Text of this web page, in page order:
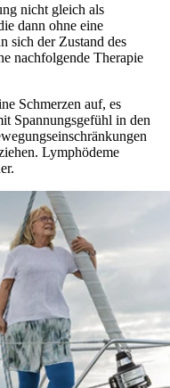
nicht gleich als
dann ohne eine
sich der Zustand des
nachfolgende Therapie
Schmerzen auf, es
Spannungsgefühl in den
Lymphödeme